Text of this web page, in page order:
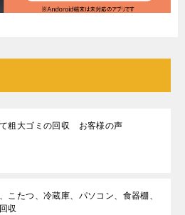
粗大ゴミの回収 お客様の声
こたつ、冷蔵庫、パソコン、食器棚、
収